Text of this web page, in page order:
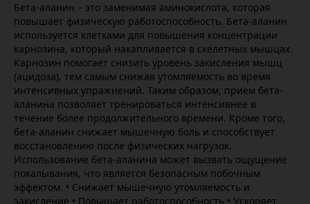
Бета-аланин – это заменимая аминокислота, которая
повышает физическую работоспособность. Бета-аланин
используется клетками для повышения концентрации
карнозина, который накапливается в скелетных мышцах.
Карнозин помогает снизить уровень закисления мышц
(ацидоза), тем самым снижая утомляемость во время
интенсивных упражнений. Таким образом, прием бета-
аланина позволяет тренироваться интенсивнее в
течение более продолжительного времени. Кроме того,
бета-аланин снижает мышечную боль и способствует
восстановлению после физических нагрузок.
Использование бета-аланина может вызвать ощущение
покалывания, что является безопасным побочным
эффектом. • Снижает мышечную утомляемость и
закисление • Повышает работоспособность • Ускоряет